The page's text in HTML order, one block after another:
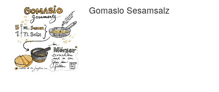
Gomasio Sesamsalz